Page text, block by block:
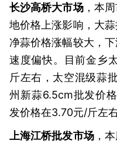
长沙高桥大市场，本
地价格上涨影响，大
净蒜价格涨幅较大，
速度偏快。目前金乡
斤左右，太空混级蒜
州新蒜6.5cm批发价
发价格在3.70元/斤左右
上海江桥批发市场，